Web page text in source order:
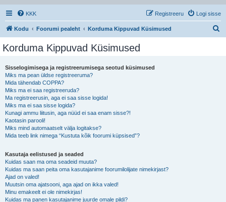
KKK Logi sisse
Registreeru
Kodu Foorumi pealeht Korduma Kippuvad Küsimused
Korduma Kippuvad Küsimused
Sisselogimisega ja registreerumisega seotud küsimused
Miks ma pean üldse registreeruma?
Mida tähendab COPPA?
Miks ma ei saa registreeruda?
Ma registreerusin, aga ei saa sisse logida!
Miks ma ei saa sisse logida?
Kunagi ammu liitusin, aga nüüd ei saa enam sisse?!
Kaotasin parooli!
Miks mind automaatselt välja logitakse?
Mida teeb link nimega “Kustuta kõik foorumi küpsised”?
Kasutaja eelistused ja seaded
Kuidas saan ma oma seadeid muuta?
Kuidas ma saan peita oma kasutajanime foorumilolijate nimekirjast?
Ajad on valed!
Muutsin oma ajatsooni, aga ajad on ikka valed!
Minu emakeelt ei ole nimekirjas!
Kuidas ma panen kasutajanime juurde omale pildi?